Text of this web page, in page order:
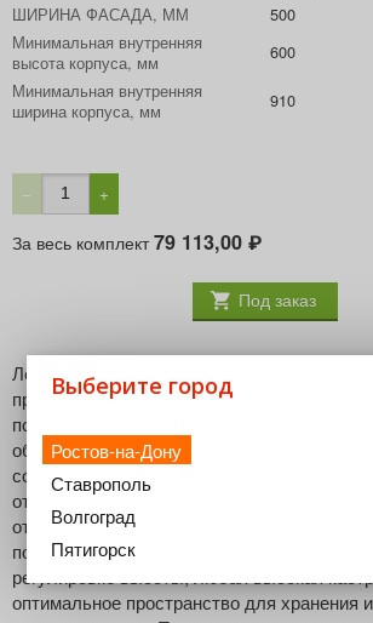
ШИРИНА ФАСАДА, ММ
500
Минимальная внутренняя
высота корпуса, мм
600
Минимальная внутренняя
ширина корпуса, мм
910
− +
За весь комплект79 113,00 ₽
Под заказ
Леманс - идеальный поворотно-выдвижной
прямых угловых тумб! Удобство и лёгкость
поражает - каждая полка полностью
обеспечивая полный и беспрепятственный
содержимому. Ручки соседних шкафов не
открывания, ведь траектория движения
открывать фасад всего на 85 градусов.
позволяет выдержать нагрузку в 25кг, а
регулировке высоты, любая высокая
оптимальное пространство для хранения
Выберите город
Ростов-на-Дону
Ставрополь
Волгоград
Пятигорск